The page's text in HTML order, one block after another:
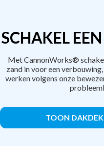
SCHAKEL
Met CannonWorks®
zand in voor een
werken volgens onze
TOON